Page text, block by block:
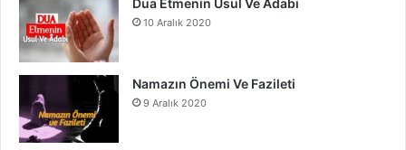
10 Aralık 2020
Namazın Önemi Ve Fazileti
9 Aralık 2020